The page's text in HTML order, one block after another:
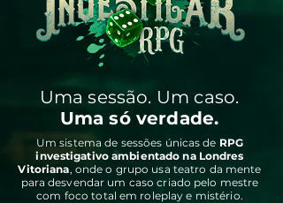
Uma sessão. Um caso.
Uma só verdade.
Um sistema de sessões únicas de RPG
investigativo ambientado na Londres
Vitoriana, onde o grupo usa teatro da mente
para desvendar um caso criado pelo mestre
com foco total em roleplay e mistério.